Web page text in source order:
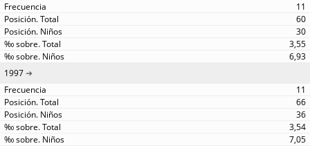
11
60
30
3,55
6,93
1997
11
66
36
3,54
7,05